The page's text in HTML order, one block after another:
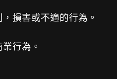
損害或不適的行為。
行為。